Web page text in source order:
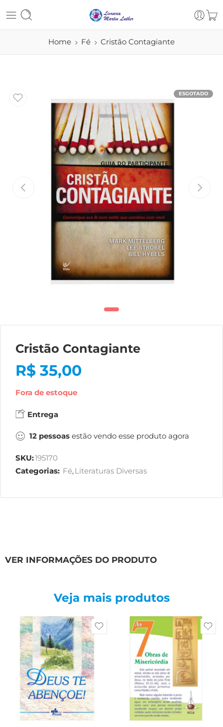
Home Fé Cristão Contagiante
ESGOTADO
Cristão Contagiante
R$ 35,00
Fora de estoque
Entrega
12 pessoas estão vendo esse produto agora
SKU:195170
Categorias: Fé,Literaturas Diversas
VER INFORMAÇÕES DO PRODUTO
Veja mais produtos